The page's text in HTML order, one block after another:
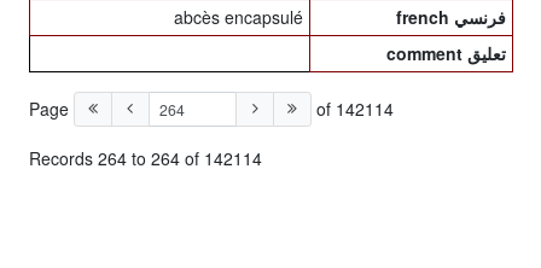
french فرنسي
abcès encapsulé
comment تعليق
Page of 142114
Records 264 to 264 of 142114